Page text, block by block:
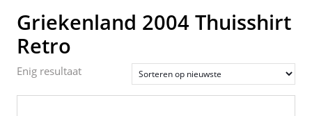
Griekenland 2004 Thuisshirt
Retro
Enig resultaat